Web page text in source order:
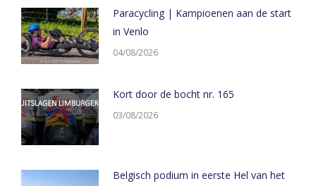
Paracycling | Kampioenen aan de start
in Venlo
04/08/2026
Kort door de bocht nr. 165
03/08/2026
Belgisch podium in eerste Hel van het